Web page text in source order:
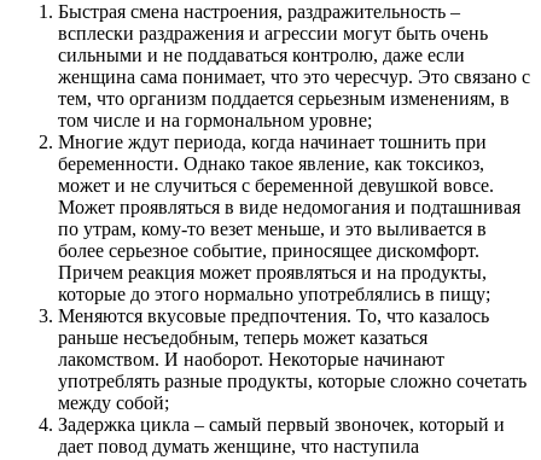
Быстрая смена настроения, раздражительность –
всплески раздражения и агрессии могут быть очень
сильными и не поддаваться контролю, даже если
женщина сама понимает, что это чересчур. Это связано с
тем, что организм поддается серьезным изменениям, в
том числе и на гормональном уровне;
Многие ждут периода, когда начинает тошнить при
беременности. Однако такое явление, как токсикоз,
может и не случиться с беременной девушкой вовсе.
Может проявляться в виде недомогания и подташнивая
по утрам, кому-то везет меньше, и это выливается в
более серьезное событие, приносящее дискомфорт.
Причем реакция может проявляться и на продукты,
которые до этого нормально употреблялись в пищу;
Меняются вкусовые предпочтения. То, что казалось
раньше несъедобным, теперь может казаться
лакомством. И наоборот. Некоторые начинают
употреблять разные продукты, которые сложно сочетать
между собой;
Задержка цикла – самый первый звоночек, который и
дает повод думать женщине, что наступила